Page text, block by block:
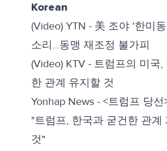
Korean
(Video) YTN -美 조야 '한미
소리...동맹 재조정 불가피
(Video) KTV - 트럼프의 미국,
한 관계 유지할 것
Yonhap News - <트럼프 당선
"트럼프, 한국과 굳건한 관계
것"